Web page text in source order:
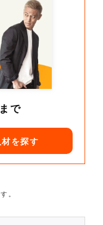
で
を探す
。